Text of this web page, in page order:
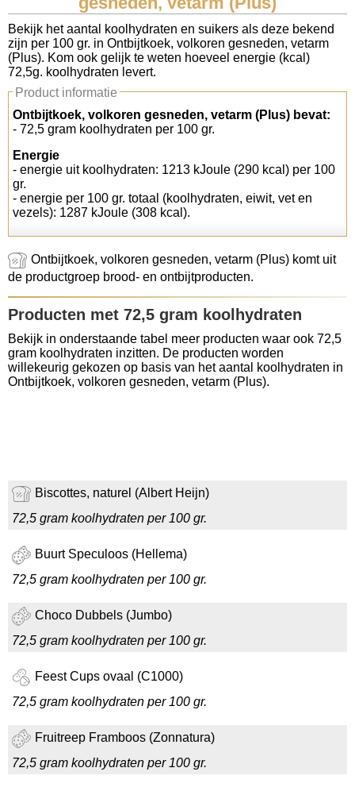
Koolhydraten tellen
Links
Bekijk het aantal koolhydraten en suikers als deze bekend
zijn per 100 gr. in Ontbijtkoek, volkoren gesneden, vetarm
(Plus). Kom ook gelijk te weten hoeveel energie (kcal)
72,5g. koolhydraten levert.
Product informatie
Ontbijtkoek, volkoren gesneden, vetarm (Plus) bevat:
- 72,5 gram koolhydraten per 100 gr.
Energie
- energie uit koolhydraten: 1213 kJoule (290 kcal) per 100
gr.
- energie per 100 gr. totaal (koolhydraten, eiwit, vet en
vezels): 1287 kJoule (308 kcal).
Ontbijtkoek, volkoren gesneden, vetarm (Plus) komt uit
de productgroep brood- en ontbijtproducten.
Producten met 72,5 gram koolhydraten
Bekijk in onderstaande tabel meer producten waar ook 72,5
gram koolhydraten inzitten. De producten worden
willekeurig gekozen op basis van het aantal koolhydraten in
Ontbijtkoek, volkoren gesneden, vetarm (Plus).
Biscottes, naturel (Albert Heijn)
72,5 gram koolhydraten per 100 gr.
Buurt Speculoos (Hellema)
72,5 gram koolhydraten per 100 gr.
Choco Dubbels (Jumbo)
72,5 gram koolhydraten per 100 gr.
Feest Cups ovaal (C1000)
72,5 gram koolhydraten per 100 gr.
Fruitreep Framboos (Zonnatura)
72,5 gram koolhydraten per 100 gr.